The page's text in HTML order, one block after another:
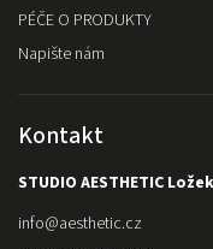
PÉČE O PRODUKTY
Napište nám
Kontakt
STUDIO AESTHETIC
info@aesthetic.cz